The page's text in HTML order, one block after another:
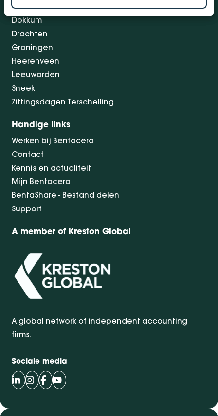
Bolsward
Dokkum
Drachten
Groningen
Heerenveen
Leeuwarden
Sneek
Zittingsdagen Terschelling
Handige links
Werken bij Bentacera
Contact
Kennis en actualiteit
Mijn Bentacera
BentaShare - Bestand delen
Support
A member of Kreston Global
A global network of independent accounting
firms.
Sociale media
Volg Bentacera op LinkedIn
Volg Bentacera op Instagram
Volg Bentacera op Facebook
Volg Bentacera op Youtube